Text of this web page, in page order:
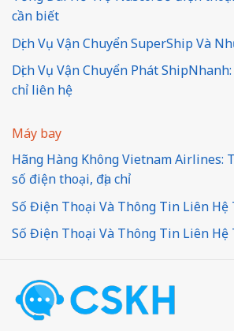
cần biết
Dịch Vụ Vận Chuyển SuperShip Và
Dịch Vụ Vận Chuyển Phát
chỉ liên hệ
Máy bay
Hãng Hàng Không Vietnam Airlines:
số điện thoại, địa chỉ
Số Điện Thoại Và Thông Tin Liên
Số Điện Thoại Và Thông Tin Liên